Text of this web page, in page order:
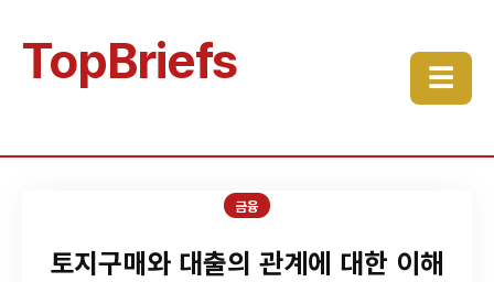
TopBriefs ☰
금융
토지구매와 대출의 관계에 대한 이해